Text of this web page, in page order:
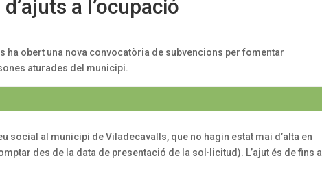
a l’ocupació
ha obert una nova convocatòria de subvencions per fomentar
aturades del municipi.
social al municipi de Viladecavalls, que no hagin estat mai d’alta en
des de la data de presentació de la sol·licitud). L’ajut és de fins a